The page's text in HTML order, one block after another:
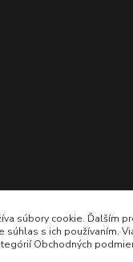
902 212 007
- do 16:00 hod
súbory cookie. Ďalším
súhlas s ich používaním.
Obchodných